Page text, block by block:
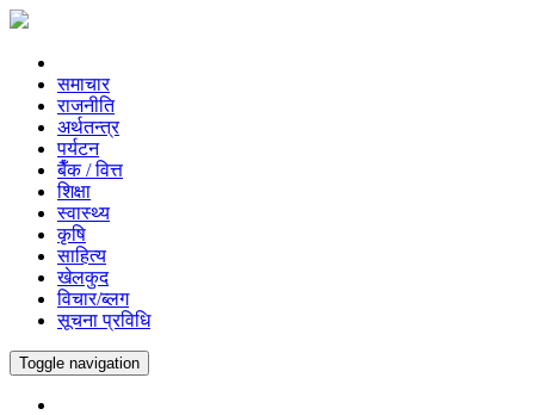
समाचार
राजनीति
अर्थतन्त्र
पर्यटन
बैँक / वित्त
शिक्षा
स्वास्थ्य
कृषि
साहित्य
खेलकुद
विचार/ब्लग
सूचना प्रविधि
Toggle navigation